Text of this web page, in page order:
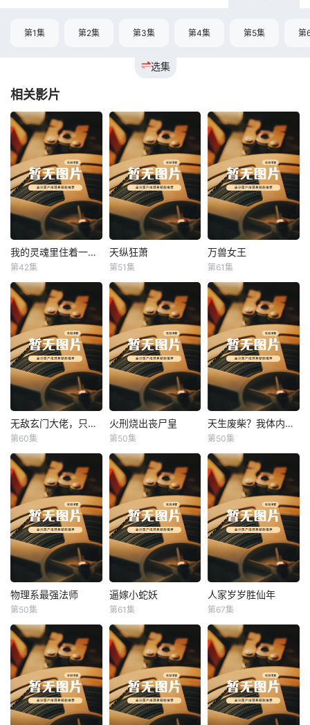
选集
第1集 第2集 第3集 第4集 第5集 第
相关影片
我的灵魂里住着一条龙 我的灵魂里住着一条龙
第42集
天纵狂萧
天纵狂萧
第51集
万兽女王
万兽女王
第61集
无敌玄门大佬，只听姐姐的话 无敌玄门大佬，只听姐姐的话
第60集
火刑烧出丧尸皇
火刑烧出丧尸皇
第50集
天生废柴？我体内有神血 天生废柴？我体内有神血
第50集
物理系最强法师
物理系最强法师
第50集
逼嫁小蛇妖
逼嫁小蛇妖
第61集
人家岁岁胜仙年
人家岁岁胜仙年
第67集